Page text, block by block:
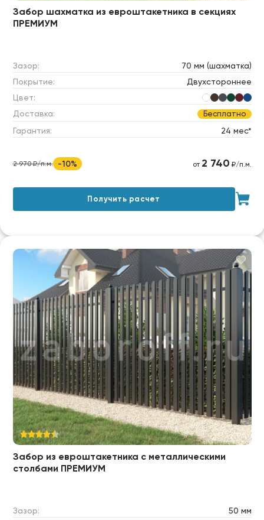
Забор шахматка из евроштакетника в секциях
ПРЕМИУМ
Зазор:
70 мм (шахматка)
Покрытие:
Двухстороннее
Цвет:
Доставка:
Бесплатно
Гарантия: 24 мес*
2 970 ₽/п.м. -10% от 2 740 ₽/п.м.
Получить расчет
Забор из евроштакетника c металлическими
столбами ПРЕМИУМ
Зазор:
50 мм